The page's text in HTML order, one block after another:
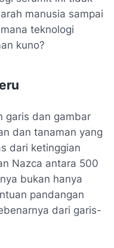
manusia sampai
teknologi
kuno?
garis dan gambar
dan tanaman yang
dari ketinggian
Nazca antara 500
bukan hanya
pandangan
dari garis-